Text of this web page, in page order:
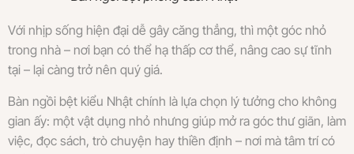
Với nhịp sống hiện đại dễ gây căng thẳng, thì một góc nhỏ
trong nhà – nơi bạn có thể hạ thấp cơ thể, nâng cao sự tĩnh
tại – lại càng trở nên quý giá.
Bàn ngồi bệt kiểu Nhật chính là lựa chọn lý tưởng cho không
gian ấy: một vật dụng nhỏ nhưng giúp mở ra góc thư giãn, làm
việc, đọc sách, trò chuyện hay thiền định – nơi mà tâm trí có